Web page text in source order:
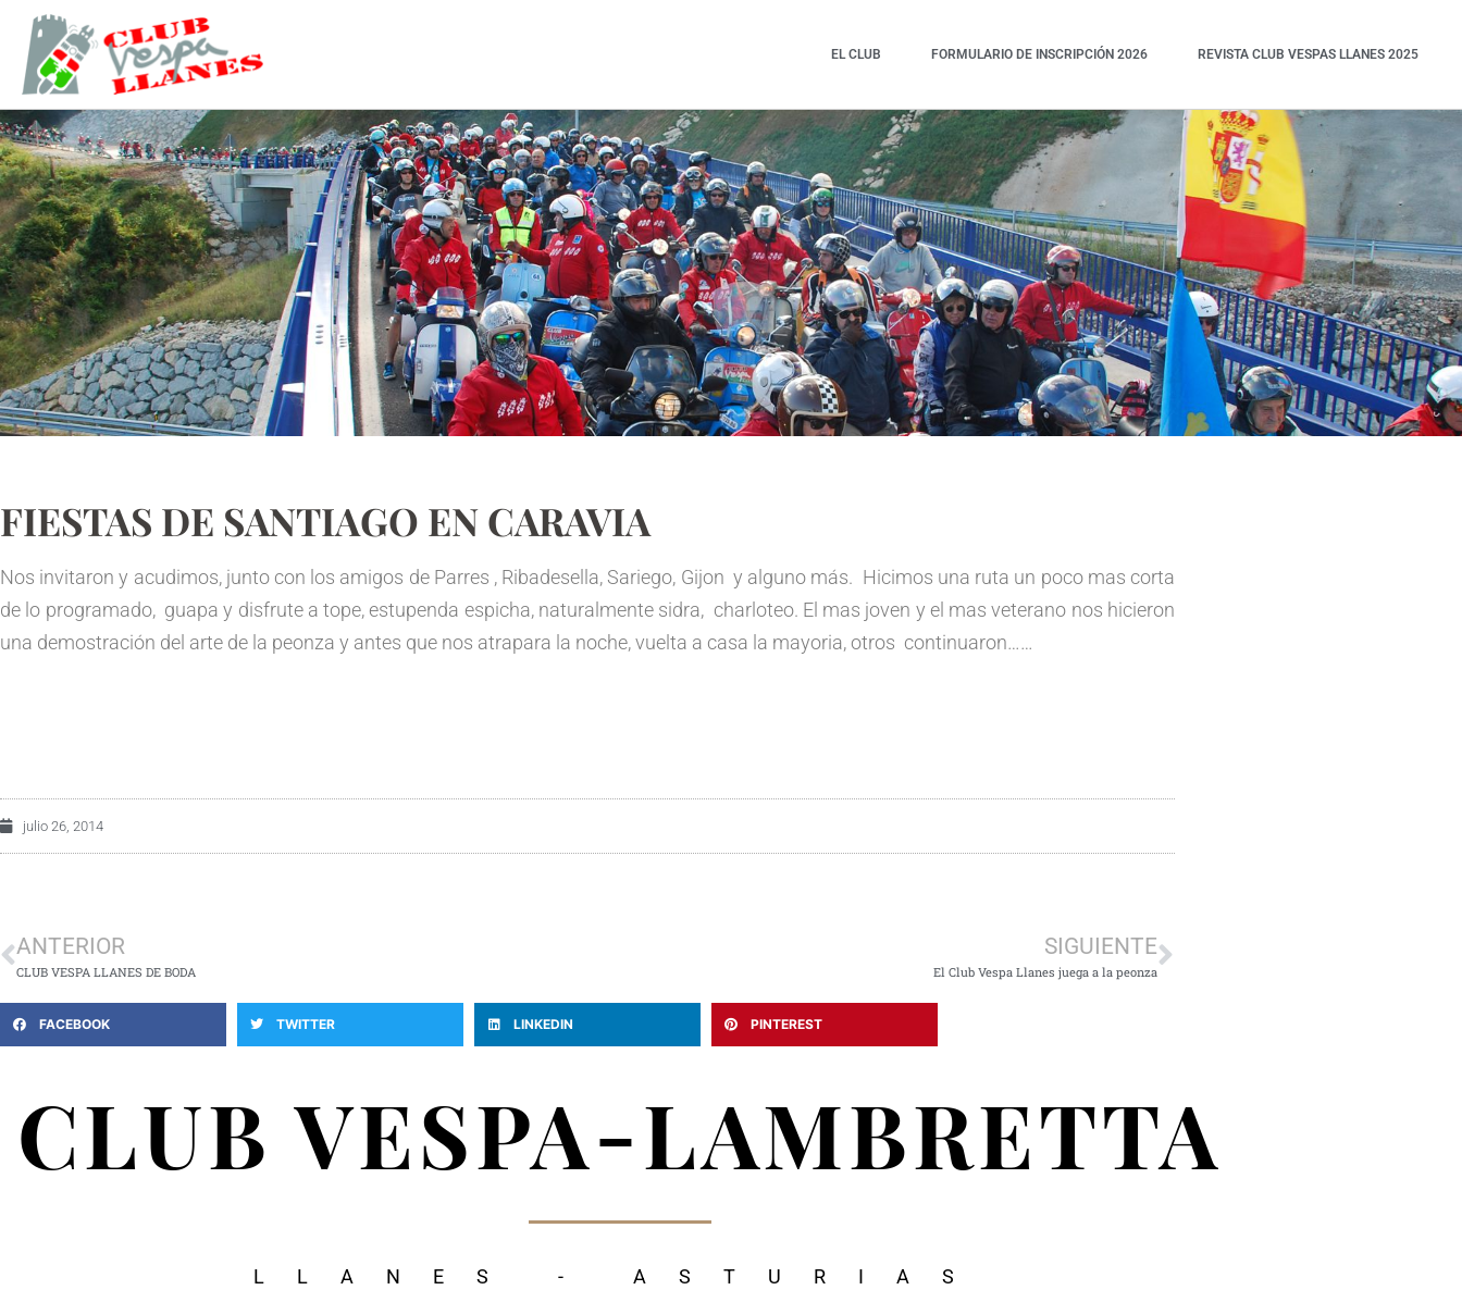
EL CLUB FORMULARIO DE INSCRIPCIÓN 2026 REVISTA CLUB VESPAS LLANES 2025
FIESTAS DE SANTIAGO EN CARAVIA
Nos invitaron y acudimos, junto con los amigos de Parres , Ribadesella, Sariego, Gijon y alguno más. Hicimos una ruta un poco mas corta
de lo programado, guapa y disfrute a tope, estupenda espicha, naturalmente sidra, charloteo. El mas joven y el mas veterano nos hicieron
una demostración del arte de la peonza y antes que nos atrapara la noche, vuelta a casa la mayoria, otros continuaron……
julio 26, 2014
ANTERIOR
CLUB VESPA LLANES DE BODA
SIGUIENTE
El Club Vespa Llanes juega a la peonza
FACEBOOK TWITTER LINKEDIN PINTEREST
CLUB VESPA-LAMBRETTA
LLANES - ASTURIAS